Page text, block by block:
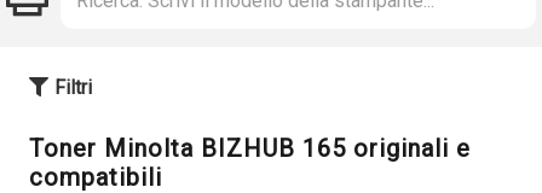
Filtri
Toner Minolta BIZHUB 165 originali e
compatibili